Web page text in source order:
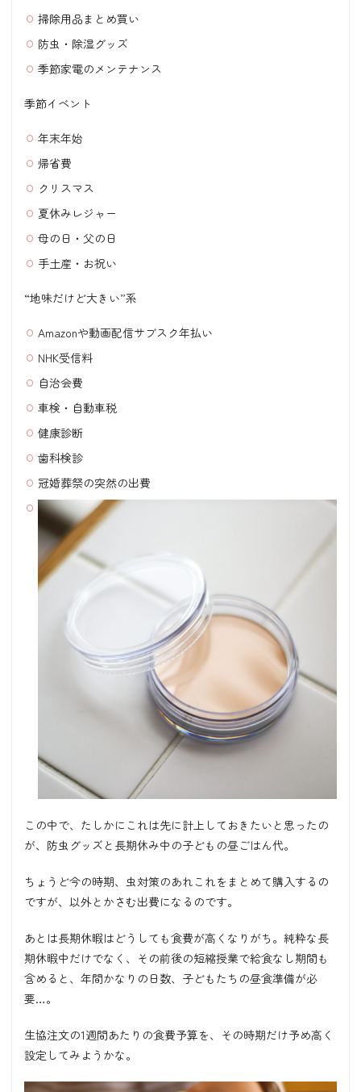
掃除用品まとめ買い
防虫・除湿グッズ
季節家電のメンテナンス
季節イベント
年末年始
帰省費
クリスマス
夏休みレジャー
母の日・父の日
手土産・お祝い
“地味だけど大きい”系
Amazonや動画配信サブスク年払い
NHK受信料
自治会費
車検・自動車税
健康診断
歯科検診
冠婚葬祭の突然の出費
この中で、たしかにこれは先に計上しておきたいと思ったの
が、防虫グッズと長期休み中の子どもの昼ごはん代。
ちょうど今の時期、虫対策のあれこれをまとめて購入するの
ですが、以外とかさむ出費になるのです。
あとは長期休暇はどうしても食費が高くなりがち。純粋な長
期休暇中だけでなく、その前後の短縮授業で給食なし期間も
含めると、年間かなりの日数、子どもたちの昼食準備が必
要…。
生協注文の1週間あたりの食費予算を、その時期だけ予め高く
設定してみようかな。